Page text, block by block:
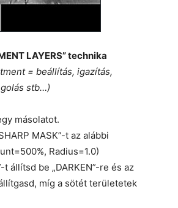
LAYERS” technika
= beállítás, igazítás,
stb…)
másolatot.
MASK”-t az alábbi
Radius=1.0)
t állítsd be „DARKEN”-re és az
míg a sötét területetek